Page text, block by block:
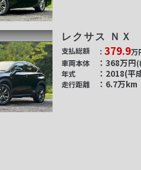
レクサス ＮＸ
支払総額 379.9万
車両本体
368万円(
年式 2018(平
走行距離 6.7万km